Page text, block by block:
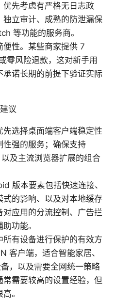
优先考虑有严格无日志政
立审计、成熟的防泄漏保
等功能的服务商。
性。某些商家提供 7
零风险退款，这对新手用
承诺长期的前提下验证实际
议
选择桌面端客户端稳定性
性强的服务；确保支持
及主流浏览器扩展的组合
版本要素包括快速连接、
式的影响、以及对本地缓存
应用的分流控制、广告拦
功能。
有设备进行保护的有效方
客户端，适合智能家居、
，以及需要全网统一策略
需要较高的设置经验，但
。